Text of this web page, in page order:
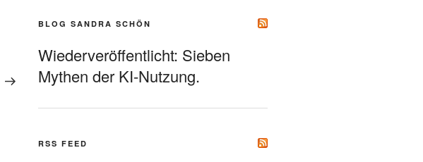
BLOG SANDRA SCHÖN
Wiederveröffentlicht: Sieben
Mythen der KI-Nutzung.
RSS FEED